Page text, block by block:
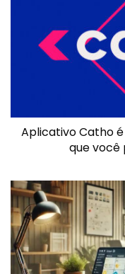
Aplicativo Catho
que você